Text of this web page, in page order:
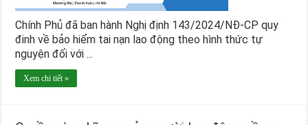
Chính Phủ đã ban hành Nghị định 143/2024/NĐ-CP quy
đinh về bảo hiểm tai nạn lao động theo hình thức tự
nguyện đối với ...
Xem chi tiết »